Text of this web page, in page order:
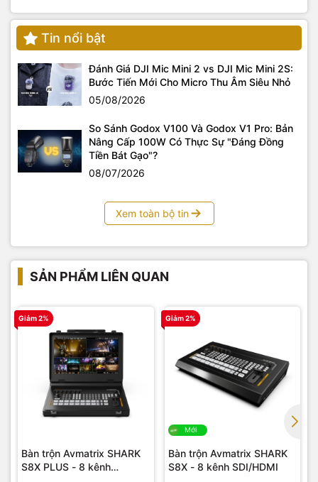
Tin nổi bật
Đánh Giá DJI Mic Mini 2 vs DJI Mic Mini 2S:
Bước Tiến Mới Cho Micro Thu Âm Siêu Nhỏ
05/08/2026
So Sánh Godox V100 Và Godox V1 Pro: Bản
Nâng Cấp 100W Có Thực Sự "Đáng Đồng
Tiền Bát Gạo"?
08/07/2026
Xem toàn bộ tin
SẢN PHẨM LIÊN QUAN
Giảm 2%
Bàn trộn Avmatrix SHARK
S8X PLUS - 8 kênh
Mới
Giảm 2%
Bàn trộn Avmatrix SHARK
S8X - 8 kênh SDI/HDMI